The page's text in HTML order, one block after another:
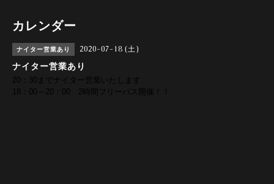
カレンダー
ナイター営業あり 2020-07-18 (土)
ナイター営業あり
20：30までナイター営業いたします
18：00～20：00 2時間フリーパス開催！！